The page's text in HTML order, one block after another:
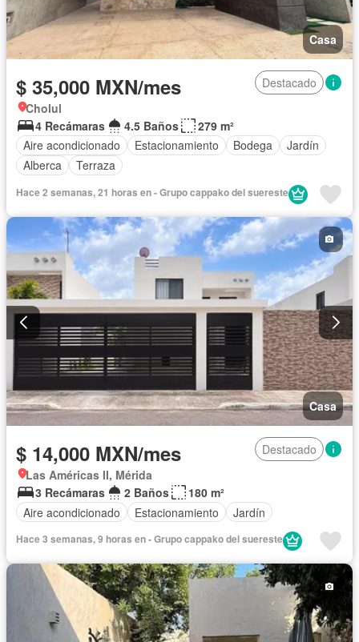
Casa
$ 35,000 MXN/mes
Destacado
Cholul
4 Recámaras
4.5 Baños
279 m²
Aire acondicionado
Estacionamiento Bodega
Jardín
Alberca
Terraza
Hace 2 semanas, 21 horas en - Grupo cappako del suereste
Casa
$ 14,000 MXN/mes
Destacado
Las Américas II, Mérida
3 Recámaras
2 Baños
180 m²
Aire acondicionado
Estacionamiento Jardín
Hace 3 semanas, 9 horas en - Grupo cappako del suereste